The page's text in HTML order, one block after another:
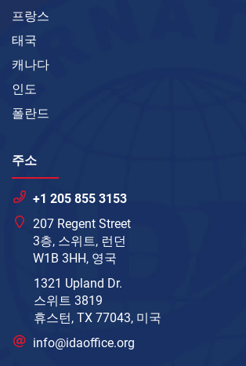
프랑스
태국
캐나다
인도
폴란드
주소
+1 205 855 3153
207 Regent Street
3층, 스위트, 런던
W1B 3HH, 영국
1321 Upland Dr.
스위트 3819
휴스턴, TX 77043, 미국
info@idaoffice.org